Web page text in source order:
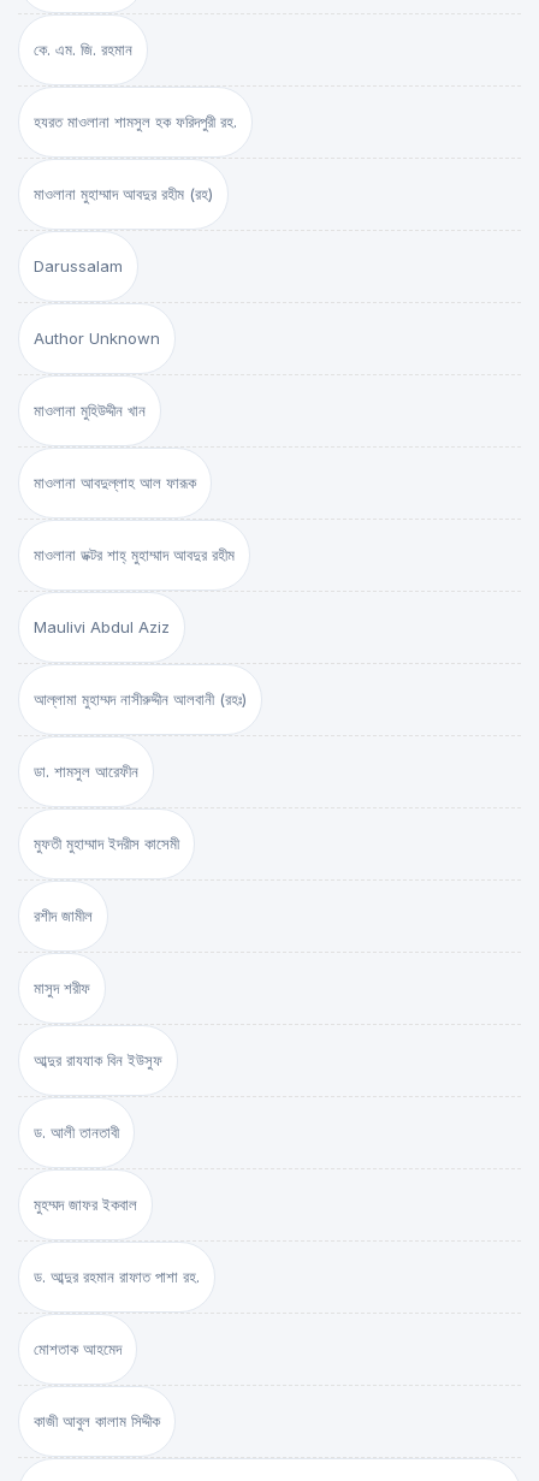
কে. এম. জি. রহমান
হযরত মাওলানা শামসুল হক ফরিদপুরী রহ.
মাওলানা মুহাম্মাদ আবদুর রহীম (রহ)
Darussalam
Author Unknown
মাওলানা মুহিউদ্দীন খান
মাওলানা আবদুল্লাহ আল ফারূক
মাওলানা ডক্টর শাহ্‌ মুহাম্মাদ আবদুর রহীম
Maulivi Abdul Aziz
আল্লামা মুহাম্মদ নাসীরুদ্দীন আলবানী (রহঃ)
ডা. শামসুল আরেফীন
মুফতী মুহাম্মাদ ইদরীস কাসেমী
রশীদ জামীল
মাসুদ শরীফ
আব্দুর রাযযাক বিন ইউসুফ
ড. আলী তানতাবী
মুহম্মদ জাফর ইকবাল
ড. আব্দুর রহমান রাফাত পাশা রহ.
মোশতাক আহমেদ
কাজী আবুল কালাম সিদ্দীক